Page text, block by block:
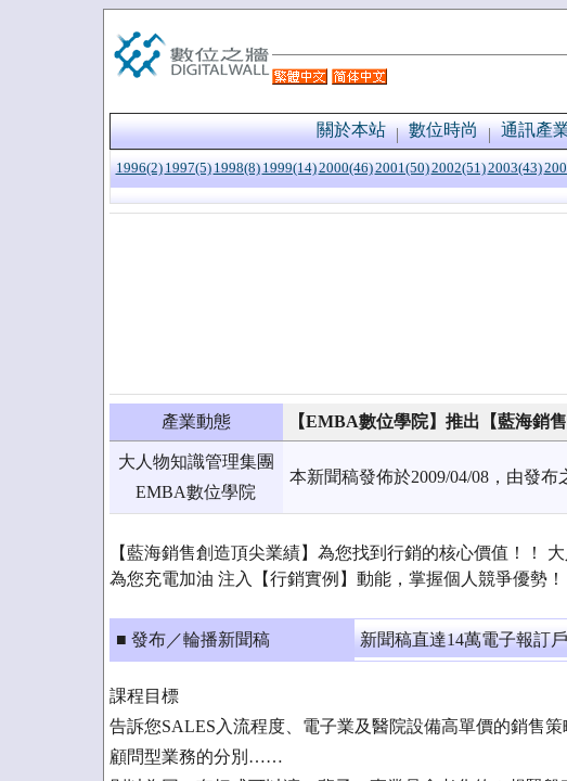
關於本站 數位時尚 通訊產
1996(2) 1997(5) 1998(8) 1999(14)2000(46)2001(50)2002(51)2003(43)
產業動態 【EMBA數位學院】推出【藍海銷
大人物知識管理集團
EMBA數位學院
本新聞稿發佈於2009/04/08，由發
【藍海銷售創造頂尖業績】為您找到行銷的核心價值！！
為您充電加油 注入【行銷實例】動能，掌握個人競爭優勢！
■ 發布／輪播新聞稿 新聞稿直達14萬電子報訂戶
課程目標
告訴您SALES入流程度、電子業及醫院設備高單價的銷售
顧問型業務的分別……